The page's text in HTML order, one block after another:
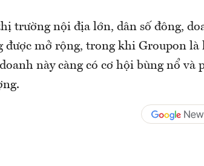
trường nội địa lớn, dân số đông,
được mở rộng, trong khi Groupon là
này càng có cơ hội bùng nổ và